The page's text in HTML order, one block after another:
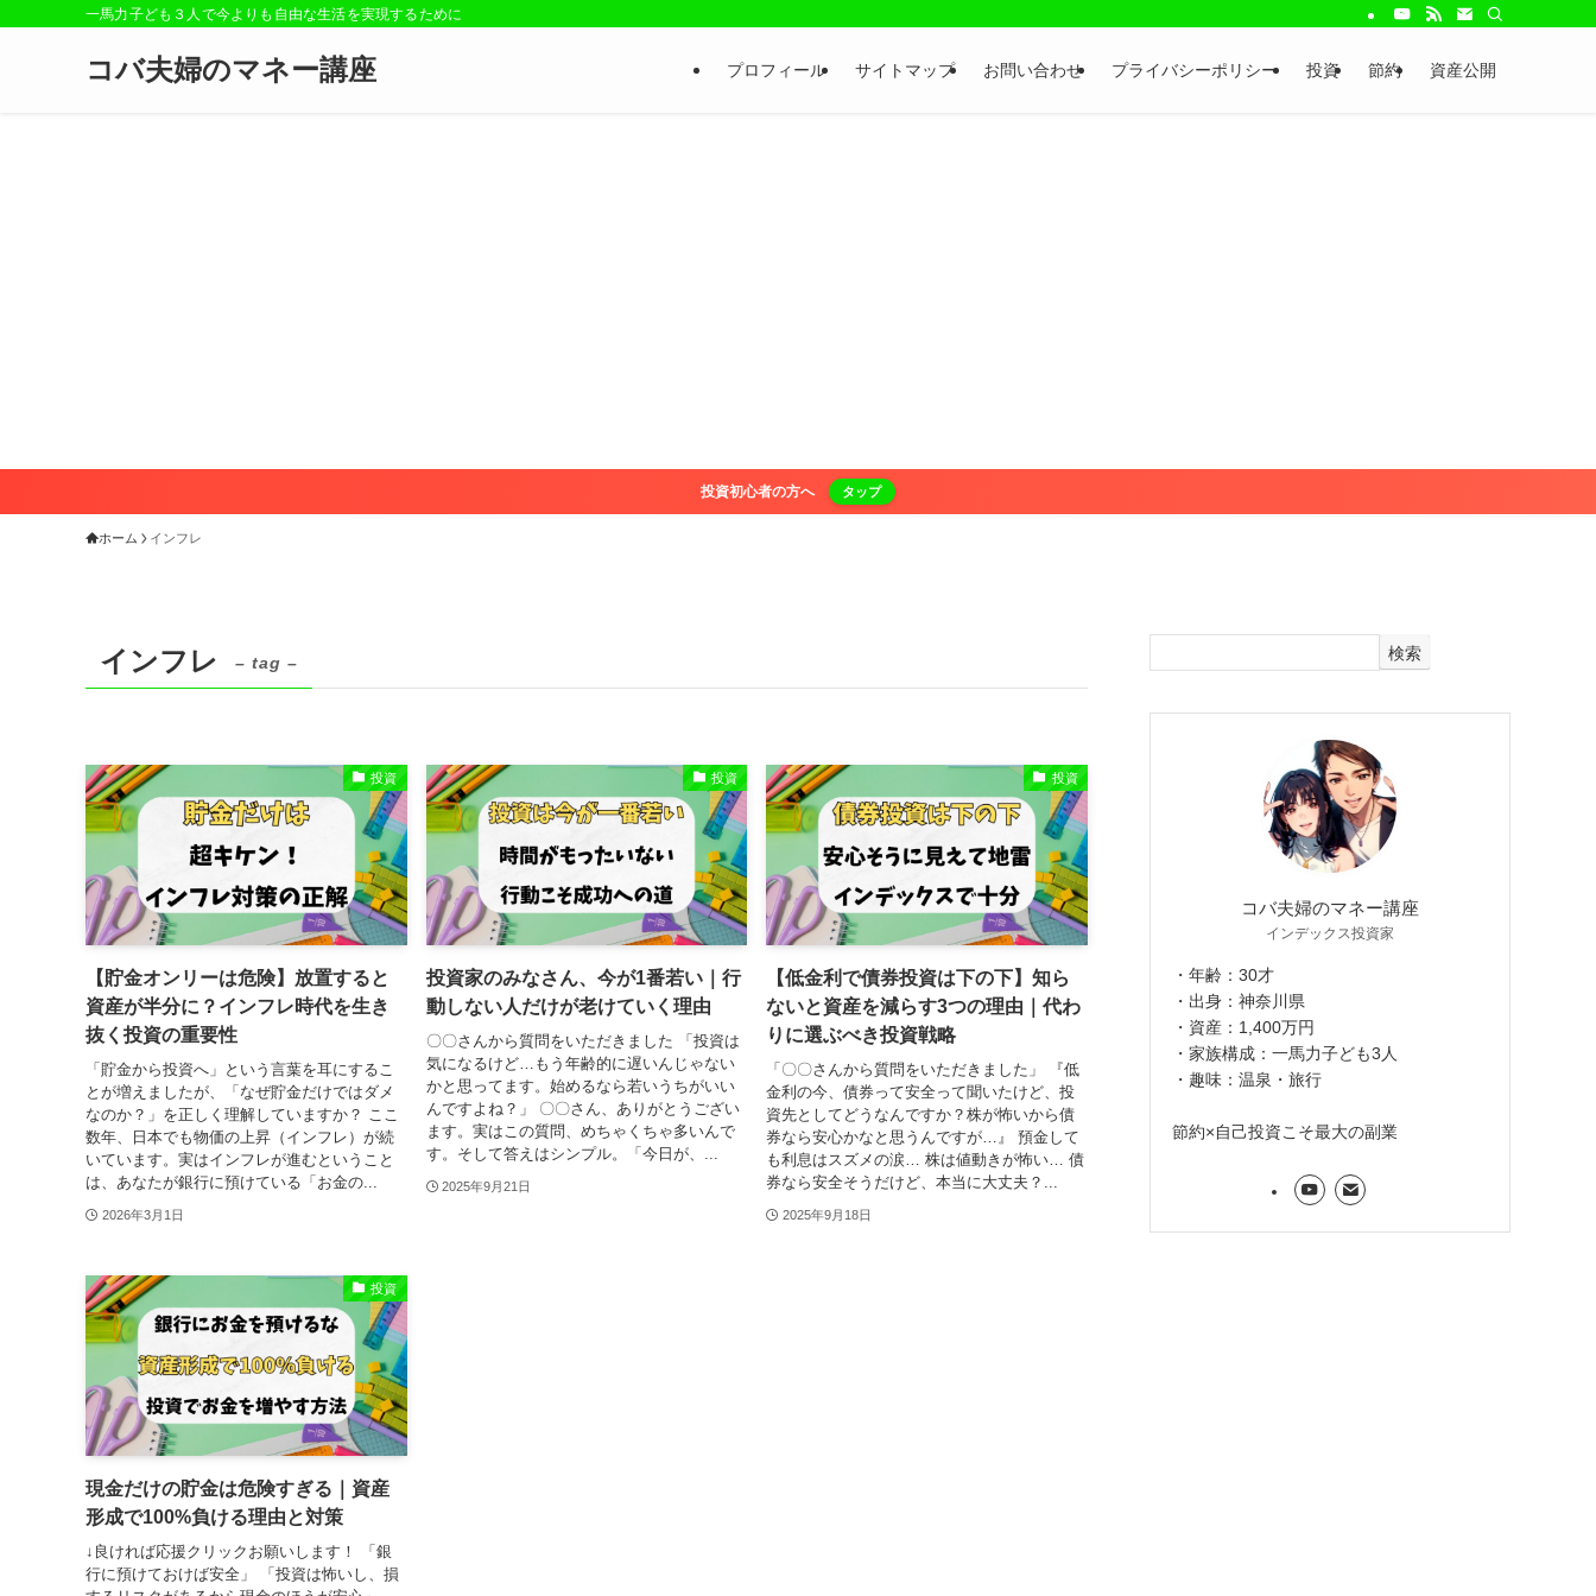
一馬力子ども３人で今よりも自由な生活を実現するために
コバ夫婦のマネー講座 プロフィール サイトマップ お問い合わせ プライバシーポリシー 投資 節約 資産公開
投資初心者の方へ タップ
ホーム インフレ
インフレ – tag –
投資
【貯金オンリーは危険】放置すると
資産が半分に？インフレ時代を生き
抜く投資の重要性
「貯金から投資へ」という言葉を耳にするこ
とが増えましたが、「なぜ貯金だけではダメ
なのか？」を正しく理解していますか？ ここ
数年、日本でも物価の上昇（インフレ）が続
いています。実はインフレが進むということ
は、あなたが銀行に預けている「お金の...
2026年3月1日
投資
投資家のみなさん、今が1番若い｜行
動しない人だけが老けていく理由
〇〇さんから質問をいただきました 「投資は
気になるけど…もう年齢的に遅いんじゃない
かと思ってます。始めるなら若いうちがいい
んですよね？」 〇〇さん、ありがとうござい
ます。実はこの質問、めちゃくちゃ多いんで
す。そして答えはシンプル。「今日が、...
2025年9月21日
投資
【低金利で債券投資は下の下】知ら
ないと資産を減らす3つの理由｜代わ
りに選ぶべき投資戦略
「〇〇さんから質問をいただきました」 『低
金利の今、債券って安全って聞いたけど、投
資先としてどうなんですか？株が怖いから債
券なら安心かなと思うんですが…』 預金して
も利息はスズメの涙… 株は値動きが怖い… 債
券なら安全そうだけど、本当に大丈夫？...
2025年9月18日
投資
現金だけの貯金は危険すぎる｜資産
形成で100%負ける理由と対策
↓良ければ応援クリックお願いします！ 「銀
行に預けておけば安全」 「投資は怖いし、損
検索
コバ夫婦のマネー講座
インデックス投資家
・年齢：30才
・出身：神奈川県
・資産：1,400万円
・家族構成：一馬力子ども3人
・趣味：温泉・旅行
節約×自己投資こそ最大の副業